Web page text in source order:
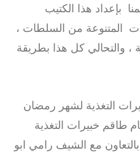
بإعداد هذا الكتيب
المتنوعة من السلطات ،
، والتحالي كل هذا بطريقة
التغذية لشهر رمضان
طاقم خبيرات التغذية
مع الشيف رامي ابو